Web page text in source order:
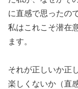
に直感で思ったので
私はこれこそ潜在
ます。
それが正しいか正
楽しくないか（直